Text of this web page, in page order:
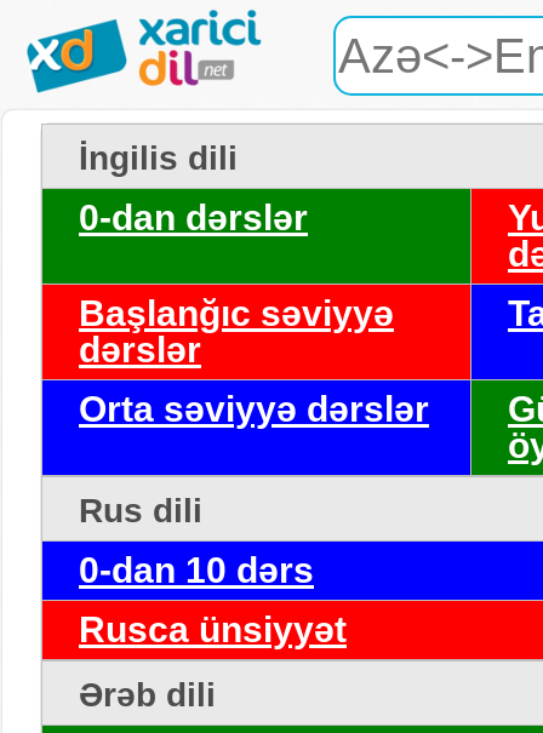
İngilis dili
0-dan dərslər
Başlanğıc səviyyə
dərslər
Orta səviyyə dərslər
Rus dili
0-dan 10 dərs
Rusca ünsiyyət
Ərəb dili